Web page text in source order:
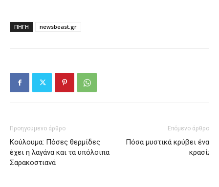
ΠΗΓΗ newsbeast.gr
Προηγούμενο άρθρο
Κούλουμα: Πόσες θερμίδες
έχει η λαγάνα και τα υπόλοιπα
Σαρακοστιανά
Επόμενο άρθρο
Πόσα μυστικά κρύβει ένα
κρασί;